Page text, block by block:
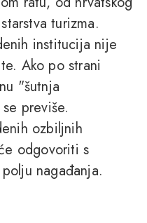
turizma.
institucija nije
Ako po strani
"šutnja
previše.
ozbiljnih
odgovoriti s
nagađanja.